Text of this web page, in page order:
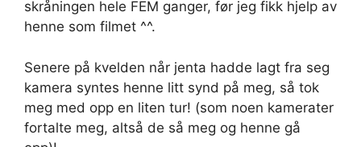
skråningen hele FEM ganger, før jeg fikk hjelp av
henne som filmet ^^.
Senere på kvelden når jenta hadde lagt fra seg
kamera syntes henne litt synd på meg, så tok
meg med opp en liten tur! (som noen kamerater
fortalte meg, altså de så meg og henne gå